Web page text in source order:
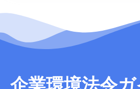
企業環境法令ガ